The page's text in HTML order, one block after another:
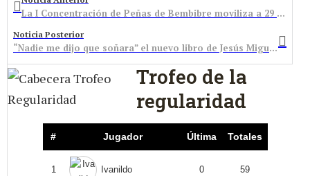
La I Concentración de Peñas de Bembibre moviliza a 29 grupos y más de 500 personas
Noticia Posterior
“Nadie me dijo que soñara” el nuevo libro de Jesús Miguel Horcajada, ambientado en Bembibre
Trofeo de la
regularidad
# Jugador Última Totales
1 Ivanildo 0 59